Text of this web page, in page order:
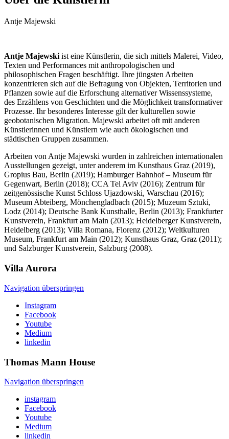
Antje Majewski
Antje Majewski ist eine Künstlerin, die sich mittels Malerei, Video,
Texten und Performances mit anthropologischen und
philosophischen Fragen beschäftigt. Ihre jüngsten Arbeiten
konzentrieren sich auf die Befragung von Objekten, Territorien und
Pflanzen sowie auf die Erforschung alternativer Wissenssysteme,
des Erzählens von Geschichten und die Möglichkeit transformativer
Prozesse. Ihr besonderes Interesse gilt der kulturellen sowie
geobotanischen Migration. Majewski arbeitet oft mit anderen
Künstlerinnen und Künstlern wie auch ökologischen und
städtischen Gruppen zusammen.
Arbeiten von Antje Majewski wurden in zahlreichen internationalen
Ausstellungen gezeigt, unter anderem im Kunsthaus Graz (2019),
Gropius Bau, Berlin (2019); Hamburger Bahnhof – Museum für
Gegenwart, Berlin (2018); CCA Tel Aviv (2016); Zentrum für
zeitgenössische Kunst Schloss Ujazdowski, Warschau (2016);
Museum Abteiberg, Mönchengladbach (2015); Muzeum Sztuki,
Lodz (2014); Deutsche Bank Kunsthalle, Berlin (2013); Frankfurter
Kunstverein, Frankfurt am Main (2013); Heidelberger Kunstverein,
Heidelberg (2013); Villa Romana, Florenz (2012); Weltkulturen
Museum, Frankfurt am Main (2012); Kunsthaus Graz, Graz (2011);
und Salzburger Kunstverein, Salzburg (2008).
Villa Aurora
Navigation überspringen
Instagram
Facebook
Youtube
Medium
linkedin
Thomas Mann House
Navigation überspringen
instagram
Facebook
Youtube
Medium
linkedin